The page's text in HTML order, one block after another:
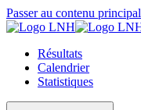
Passer au contenu principal
Résultats
Calendrier
Statistiques